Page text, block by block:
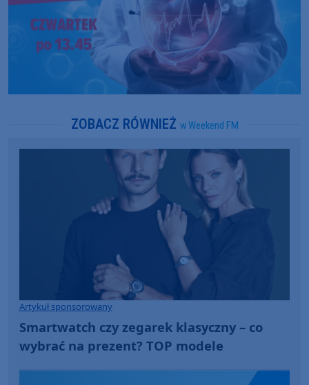
ZOBACZ RÓWNIEŻ w Weekend FM
Artykuł sponsorowany
Smartwatch czy zegarek klasyczny – co
wybrać na prezent? TOP modele